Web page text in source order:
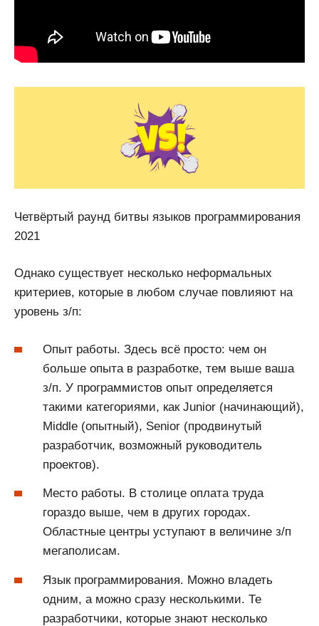
Четвёртый раунд битвы языков программирования
2021
Однако существует несколько неформальных
критериев, которые в любом случае повлияют на
уровень з/п:
Опыт работы. Здесь всё просто: чем он
больше опыта в разработке, тем выше ваша
з/п. У программистов опыт определяется
такими категориями, как Junior (начинающий),
Middle (опытный), Senior (продвинутый
разработчик, возможный руководитель
проектов).
Место работы. В столице оплата труда
гораздо выше, чем в других городах.
Областные центры уступают в величине з/п
мегаполисам.
Язык программирования. Можно владеть
одним, а можно сразу несколькими. Те
разработчики, которые знают несколько